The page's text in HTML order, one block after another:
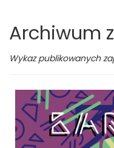
Archiwum
Wykaz publikowanych